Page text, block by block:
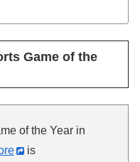
Game of the
of the Year in
is